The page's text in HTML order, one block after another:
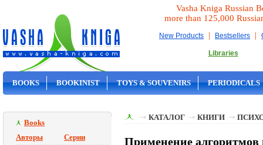
Vasha Kniga Russian
more than 125,000
New Products | Bestsellers |
Libraries
BOOKS BOOKINIST TOYS & SOUVENIRS PERIODICALS
Books
Авторы
Серии
КАТАЛОГ КНИГИ
Применение алгоритмов